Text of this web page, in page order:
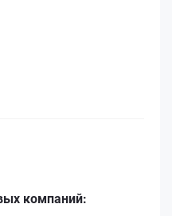
компаний: